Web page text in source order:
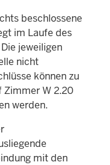
beschlossene
im Laufe des
jeweiligen
nicht
können zu
Zimmer W 2.20
werden.
mit den